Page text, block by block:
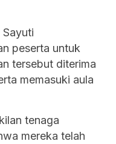
peserta untuk
tersebut diterima
memasuki aula
tenaga
mereka telah